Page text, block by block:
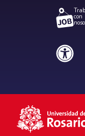
con